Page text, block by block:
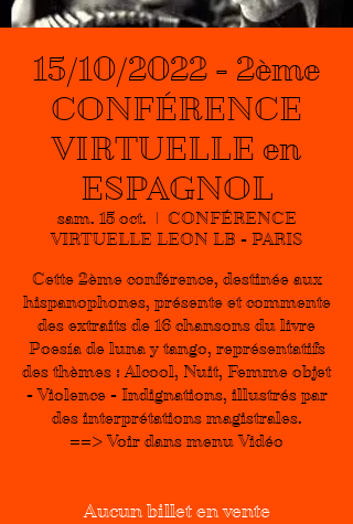
15/10/2022 - 2ème
CONFÉRENCE
VIRTUELLE en
ESPAGNOL
sam. 15 oct.
  |
CONFÉRENCE
VIRTUELLE LEON LB - PARIS
Cette 2ème conférence, destinée aux
hispanophones, présente et commente
des extraits de 16 chansons du livre
Poesía de luna y tango, représentatifs
des thèmes : Alcool, Nuit, Femme objet
- Violence - Indignations, illustrés par
des interprétations magistrales.
==> Voir dans menu Vidéo
Aucun billet en vente